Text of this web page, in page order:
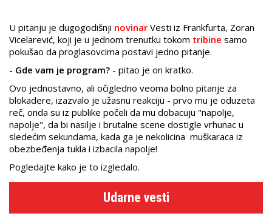
U pitanju je dugogodišnji novinar Vesti iz Frankfurta, Zoran
Vicelarević, koji je u jednom trenutku tokom tribine samo
pokušao da proglasovcima postavi jedno pitanje.
- Gde vam je program? - pitao je on kratko.
Ovo jednostavno, ali očigledno veoma bolno pitanje za
blokadere, izazvalo je užasnu reakciju - prvo mu je oduzeta
reč, onda su iz publike počeli da mu dobacuju "napolje,
napolje", da bi nasilje i brutalne scene dostigle vrhunac u
sledećim sekundama, kada ga je nekolicina muškaraca iz
obezbeđenja tukla i izbacila napolje!
Pogledajte kako je to izgledalo.
Udarne vesti